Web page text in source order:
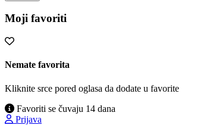
Moji favoriti
Nemate favorita
Kliknite srce pored oglasa da dodate u favorite
Favoriti se čuvaju 14 dana
Prijava